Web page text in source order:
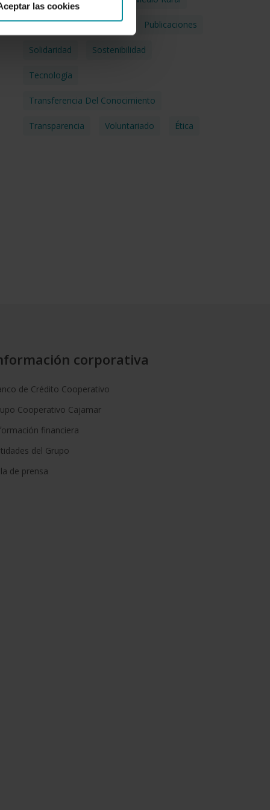
las cookies
ODS Pacto Mundial Publicaciones
Solidaridad Sostenibilidad
Tecnología
Transferencia Del Conocimiento
Transparencia Voluntariado Ética
corporativa
de Crédito Cooperativo
Cooperativo Cajamar
financiera
del Grupo
de prensa